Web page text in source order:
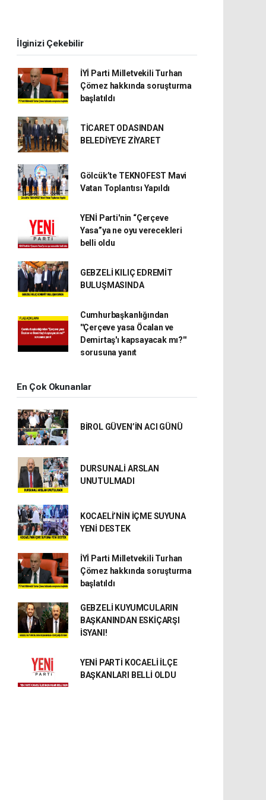
İlginizi Çekebilir
İYİ Parti Milletvekili Turhan
Çömez hakkında soruşturma
başlatıldı
TİCARET ODASINDAN
BELEDİYEYE ZİYARET
Gölcük’te TEKNOFEST Mavi
Vatan Toplantısı Yapıldı
YENİ Parti'nin “Çerçeve
Yasa”ya ne oyu verecekleri
belli oldu
GEBZELİ KILIÇ EDREMİT
BULUŞMASINDA
Cumhurbaşkanlığından
''Çerçeve yasa Öcalan ve
Demirtaş'ı kapsayacak mı?''
sorusuna yanıt
En Çok Okunanlar
BİROL GÜVEN’İN ACI GÜNÜ
DURSUNALİ ARSLAN
UNUTULMADI
KOCAELİ’NİN İÇME SUYUNA
YENİ DESTEK
İYİ Parti Milletvekili Turhan
Çömez hakkında soruşturma
başlatıldı
GEBZELİ KUYUMCULARIN
BAŞKANINDAN ESKİÇARŞI
İSYANI!
YENİ PARTİ KOCAELİ İLÇE
BAŞKANLARI BELLİ OLDU